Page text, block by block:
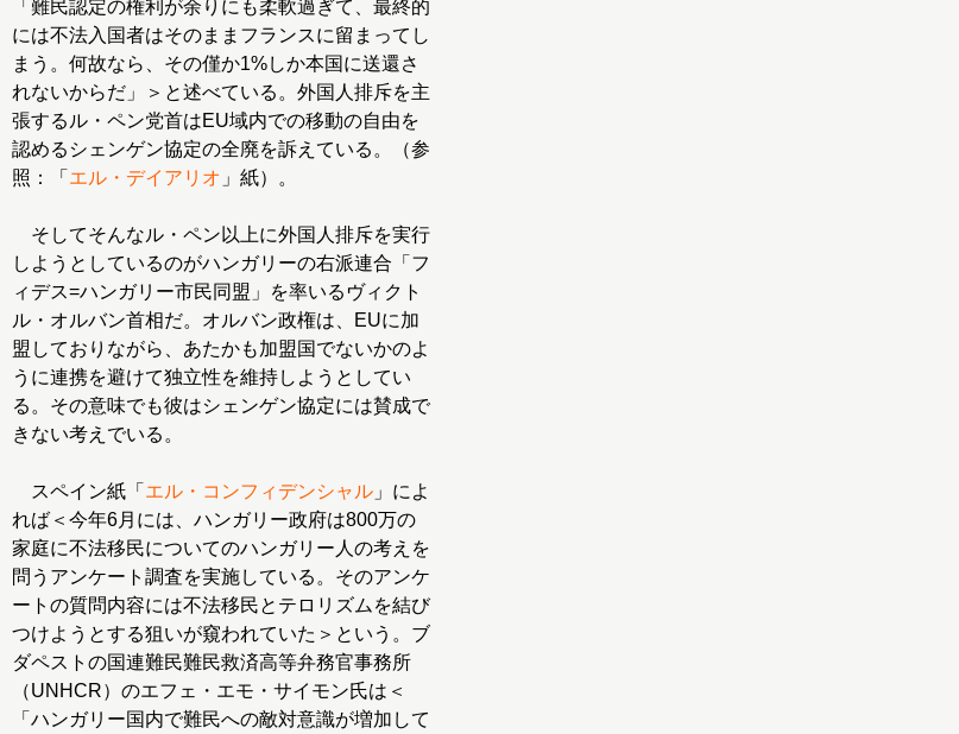
「難民認定の権利が余りにも柔軟過ぎて、最終的
には不法入国者はそのままフランスに留まってし
まう。何故なら、その僅か1%しか本国に送還さ
れないからだ」＞と述べている。外国人排斥を主
張するル・ペン党首はEU域内での移動の自由を
認めるシェンゲン協定の全廃を訴えている。（参
照：「 エル・デイアリオ 」紙）。
そしてそんなル・ペン以上に外国人排斥を実行
しようとしているのがハンガリーの右派連合「フ
ィデス=ハンガリー市民同盟」を率いるヴィクト
ル・オルバン首相だ。オルバン政権は、EUに加
盟しておりながら、あたかも加盟国でないかのよ
うに連携を避けて独立性を維持しようとしてい
る。その意味でも彼はシェンゲン協定には賛成で
きない考えでいる。
スペイン紙「 エル・コンフィデンシャル 」によ
れば＜今年6月には、ハンガリー政府は800万の
家庭に不法移民についてのハンガリー人の考えを
問うアンケート調査を実施している。そのアンケ
ートの質問内容には不法移民とテロリズムを結び
つけようとする狙いが窺われていた＞という。ブ
ダペストの国連難民難民救済高等弁務官事務所
（UNHCR）のエフェ・エモ・サイモン氏は＜
「ハンガリー国内で難民への敵対意識が増加して